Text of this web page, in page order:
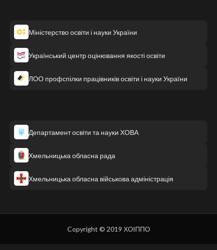
Міністерство освіти і науки України
Український центр оцінювання якості освіти
ЛОО профспілки працівників освіти і науки України
Департамент освіти та науки ХОВА
Хмельницька обласна рада
Хмельницька обласна військова адміністрація
Copyright © 2019 ХОІППО